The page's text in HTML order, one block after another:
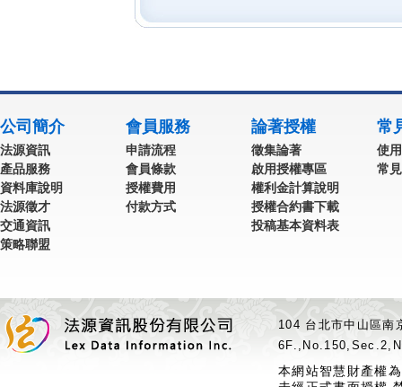
公司簡介
法源資訊
產品服務
資料庫說明
法源徵才
交通資訊
策略聯盟
會員服務
申請流程
會員條款
授權費用
付款方式
論著授權
徵集論著
啟用授權專區
權利金計算說明
授權合約書下載
投稿基本資料表
常
使
常
104 台北市中山區
本網站智慧財產權